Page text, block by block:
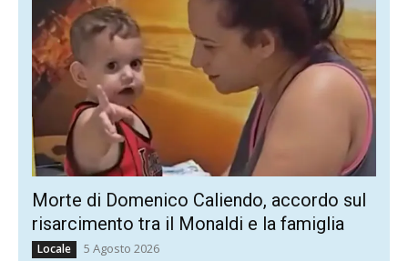
Morte di Domenico Caliendo, accordo sul
risarcimento tra il Monaldi e la famiglia
Locale 5 Agosto 2026